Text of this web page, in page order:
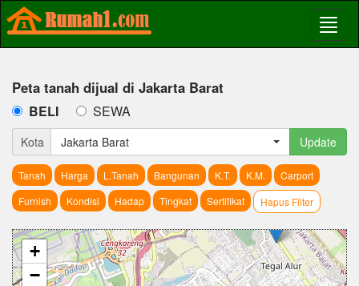
Peta tanah dijual di Jakarta Barat
BELI SEWA
Kota Jakarta Barat Update
Tanah Harga L.Tanah Bangunan K.T. K.M.
Carport
Furnish
Kondisi Hadap Tingkat Sertifikat Hapus Filter
+
−